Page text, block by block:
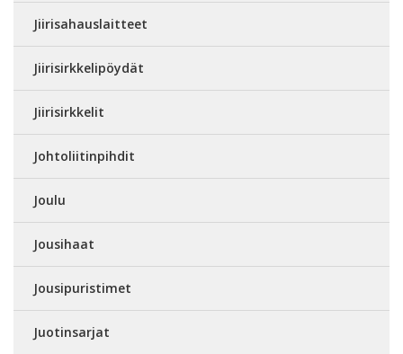
Jiirisahauslaitteet
Jiirisirkkelipöydät
Jiirisirkkelit
Johtoliitinpihdit
Joulu
Jousihaat
Jousipuristimet
Juotinsarjat